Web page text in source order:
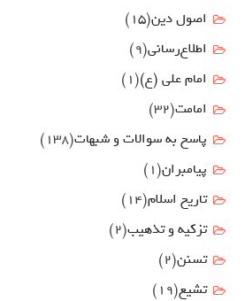
اصول دين(15)
اطلاع‌رسانی(9)
امام علي (ع)(1)
امامت(32)
پاسخ به سوالات و شبهات(138)
پیامبران(1)
تاریخ اسلام(14)
تزکیه و تذهیب(2)
تسنن(2)
تشیع(19)